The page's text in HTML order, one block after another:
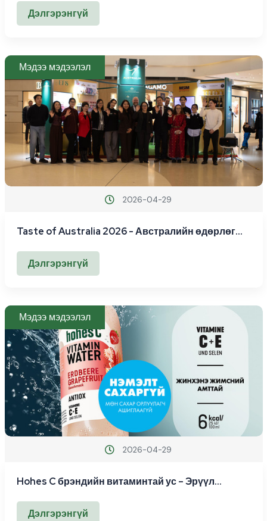
Дэлгэрэнгүй
Мэдээ мэдээлэл
2026-04-29
Taste of Australia 2026 - Австралийн өдөрлөг
Дэлгэрэнгүй
Мэдээ мэдээлэл
2026-04-29
Hohes C брэндийн витаминтай ус – Эрүүл
Дэлгэрэнгүй